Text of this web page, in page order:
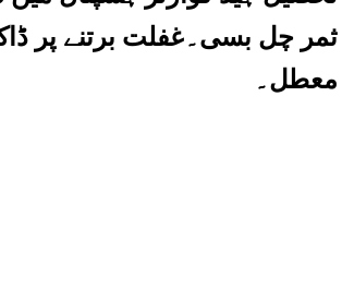
ثمر چل بسی۔غفلت برتنے پر
معطل۔